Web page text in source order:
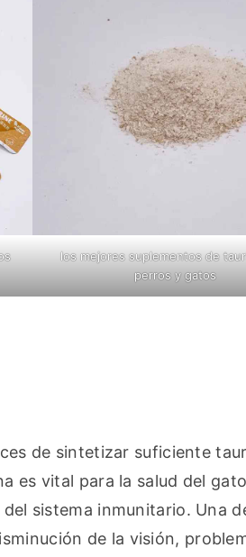
los mejores suplementos de
perros y gatos
de sintetizar suficiente
es vital para la salud del
sistema inmunitario. Una
de la visión,